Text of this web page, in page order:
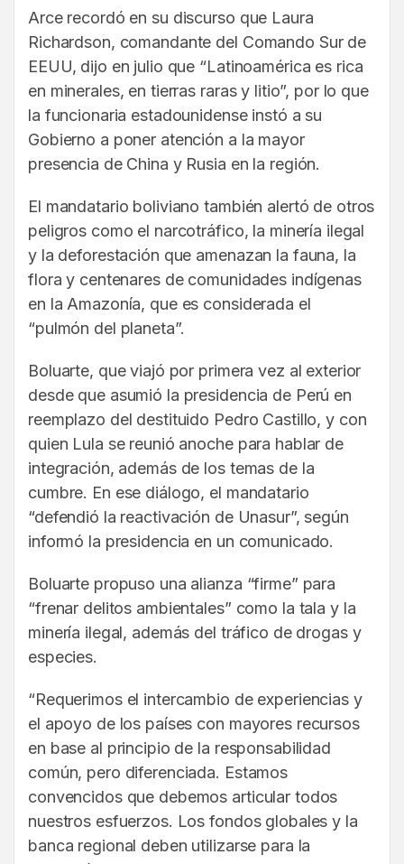
Arce recordó en su discurso que Laura
Richardson, comandante del Comando Sur de
EEUU, dijo en julio que “Latinoamérica es rica
en minerales, en tierras raras y litio”, por lo que
la funcionaria estadounidense instó a su
Gobierno a poner atención a la mayor
presencia de China y Rusia en la región.
El mandatario boliviano también alertó de otros
peligros como el narcotráfico, la minería ilegal
y la deforestación que amenazan la fauna, la
flora y centenares de comunidades indígenas
en la Amazonía, que es considerada el
“pulmón del planeta”.
Boluarte, que viajó por primera vez al exterior
desde que asumió la presidencia de Perú en
reemplazo del destituido Pedro Castillo, y con
quien Lula se reunió anoche para hablar de
integración, además de los temas de la
cumbre. En ese diálogo, el mandatario
“defendió la reactivación de Unasur”, según
informó la presidencia en un comunicado.
Boluarte propuso una alianza “firme” para
“frenar delitos ambientales” como la tala y la
minería ilegal, además del tráfico de drogas y
especies.
“Requerimos el intercambio de experiencias y
el apoyo de los países con mayores recursos
en base al principio de la responsabilidad
común, pero diferenciada. Estamos
convencidos que debemos articular todos
nuestros esfuerzos. Los fondos globales y la
banca regional deben utilizarse para la